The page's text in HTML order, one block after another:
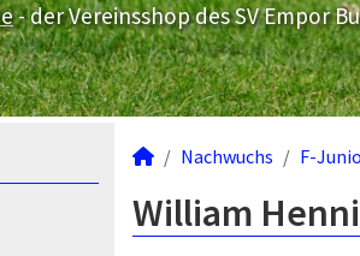
- der Vereinsshop des SV Empor
Nachwuchs F-
William